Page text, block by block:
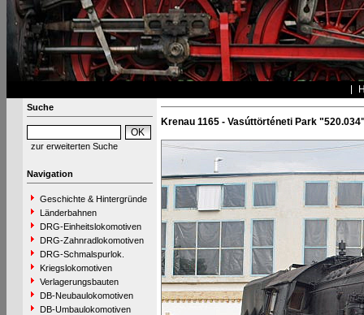
Suche
zur erweiterten Suche
Navigation
Geschichte & Hintergründe
Länderbahnen
DRG-Einheitslokomotiven
DRG-Zahnradlokomotiven
DRG-Schmalspurlok.
Kriegslokomotiven
Verlagerungsbauten
DB-Neubaulokomotiven
DB-Umbaulokomotiven
Krenau 1165 - Vasúttörténeti Park